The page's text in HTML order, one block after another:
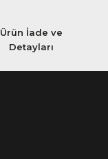
Ürün İade ve
Detayları